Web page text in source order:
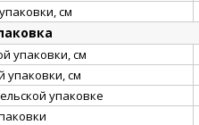
см
упаковки, см
упаковки, см
упаковке